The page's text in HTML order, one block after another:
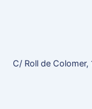
C/ Roll de Colomer,